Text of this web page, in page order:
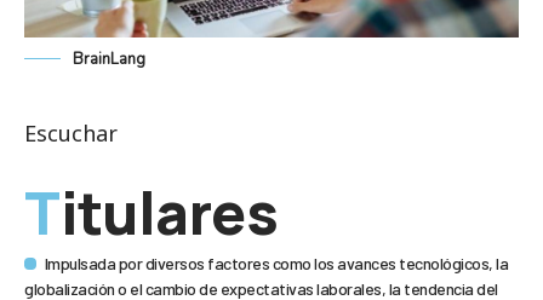
BrainLang
Escuchar
Titulares
Impulsada por diversos factores como los avances tecnológicos, la
globalización o el cambio de expectativas laborales, la tendencia del